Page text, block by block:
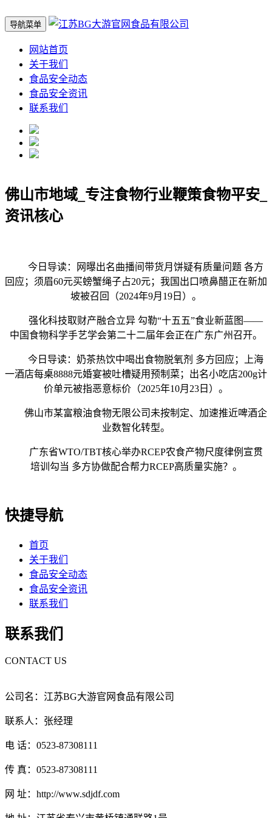
导航菜单
网站首页
关于我们
食品安全动态
食品安全资讯
联系我们
佛山市地域_专注食物行业鞭策食物平安_
资讯核心
今日导读：网曝出名曲播间带货月饼疑有质量问题 各方
回应；须眉60元买螃蟹绳子占20元；我国出口喷鼻醋正在新加
坡被召回（2024年9月19日）。
强化科技取财产融合立异 勾勒“十五五”食业新蓝图——
中国食物科学手艺学会第二十二届年会正在广东广州召开。
今日导读：奶茶热饮中喝出食物脱氧剂 多方回应；上海
一酒店每桌8888元婚宴被吐槽疑用预制菜；出名小吃店200g计
价单元被指恶意标价（2025年10月23日）。
佛山市某富粮油食物无限公司未按制定、加速推近啤酒企
业数智化转型。
广东省WTO/TBT核心举办RCEP农食产物尺度律例宣贯
培训勾当 多方协做配合帮力RCEP高质量实施？。
快捷导航
首页
关于我们
食品安全动态
食品安全资讯
联系我们
联系我们
CONTACT US
公司名：江苏BG大游官网食品有限公司
联系人：张经理
电 话：0523-87308111
传 真：0523-87308111
网 址：http://www.sdjdf.com